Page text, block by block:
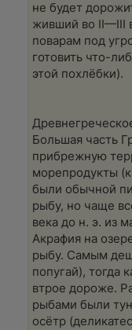
не будет
живший во II—III
поварам под
готовить что-
этой похлёбки).
Большая часть
прибрежную
морепродукты
были обычной
рыбу, но чаще
века до н. э. из
Акрафия на
рыбу. Самым
попугай), тогда
втрое дороже.
рыбами были
осётр